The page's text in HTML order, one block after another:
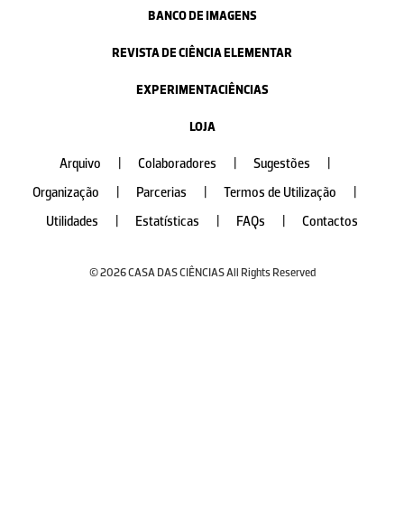
BANCO DE IMAGENS
REVISTA DE CIÊNCIA ELEMENTAR
EXPERIMENTACIÊNCIAS
LOJA
Arquivo Colaboradores Sugestões
Organização
Parcerias Termos de Utilização
Utilidades
Estatísticas FAQs Contactos
© 2026 CASA DAS CIÊNCIAS All Rights Reserved